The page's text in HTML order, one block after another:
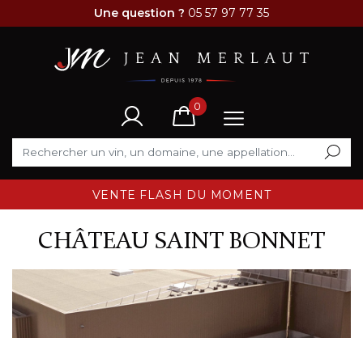
Une question ? 05 57 97 77 35
0
VENTE FLASH DU MOMENT
CHÂTEAU SAINT BONNET